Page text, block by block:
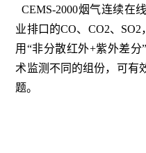
CEMS-2000烟气连续在
业排口的CO、CO2、
用“非分散红外+紫外差
术监测不同的组份，可有
题。